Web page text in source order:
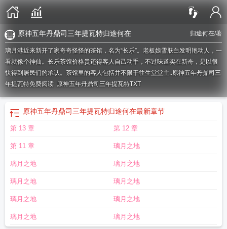
归途何在/著
原神五年丹鼎司三年提瓦特归途何在
璃月港近来新开了家奇奇怪怪的茶馆，名为“长乐”。老板娘雪肤白发明艳动人，一
看就像个神仙。长乐茶馆价格贵还得客人自己动手，不过味道实在新奇，是以很
快得到居民们的承认。茶馆里的客人包括并不限于往生堂堂主..原神五年丹鼎司三
年提瓦特免费阅读 原神五年丹鼎司三年提瓦特TXT
原神五年丹鼎司三年提瓦特归途何在最新章节
第 13 章 第 12 章
第 11 章 璃月之地
璃月之地 璃月之地
璃月之地 璃月之地
璃月之地 璃月之地
璃月之地 璃月之地